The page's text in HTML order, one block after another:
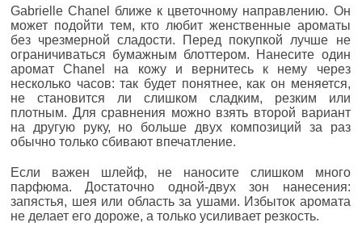
Gabrielle Chanel ближе к цветочному направлению. Он
может подойти тем, кто любит женственные ароматы
без чрезмерной сладости. Перед покупкой лучше не
ограничиваться бумажным блоттером. Нанесите один
аромат Chanel на кожу и вернитесь к нему через
несколько часов: так будет понятнее, как он меняется,
не становится ли слишком сладким, резким или
плотным. Для сравнения можно взять второй вариант
на другую руку, но больше двух композиций за раз
обычно только сбивают впечатление.
Если важен шлейф, не наносите слишком много
парфюма. Достаточно одной-двух зон нанесения:
запястья, шея или область за ушами. Избыток аромата
не делает его дороже, а только усиливает резкость.